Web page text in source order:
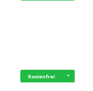
Kostenfrei